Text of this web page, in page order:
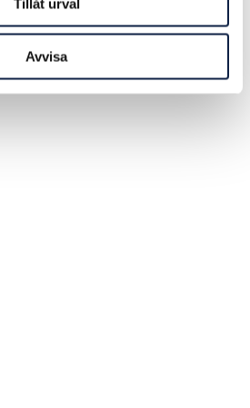
Tillåt urval
Avvisa